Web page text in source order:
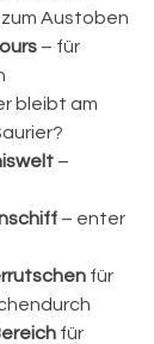
zum Austoben
– für
bleibt am
–
– enter
für
für